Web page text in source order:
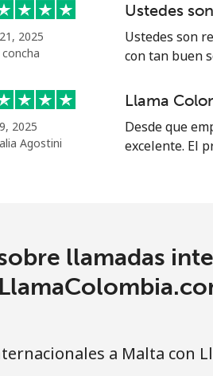
8
47
15
2025
Ustedes
Ustedes son
con tan buen
2025
Agostini
Llama
Desde que
excelente. El
llamadas
a Malta con